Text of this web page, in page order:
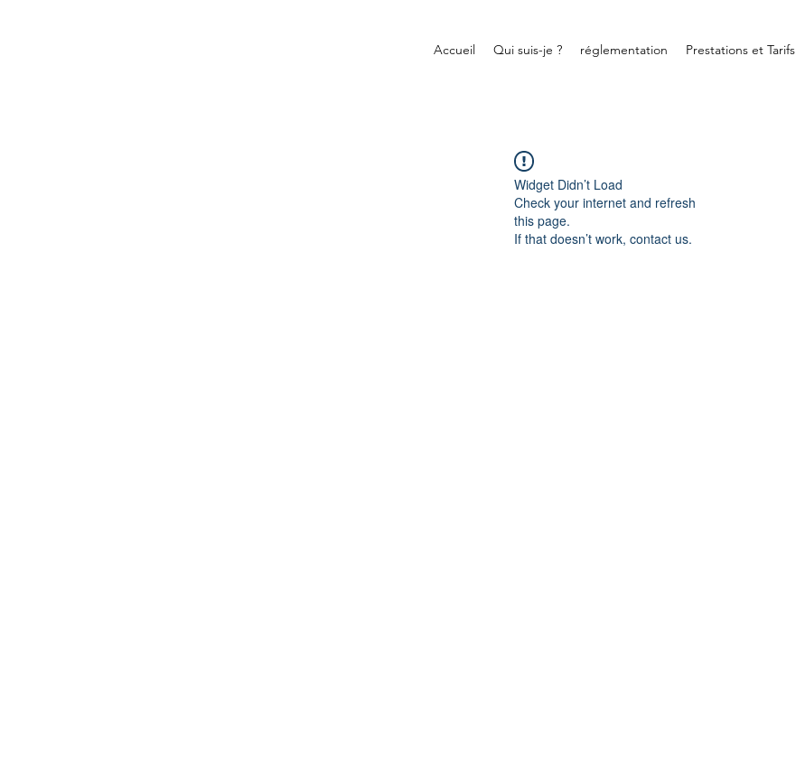
Accueil Qui suis-je ? réglementation Prestations et Tarifs
Widget Didn’t Load
Check your internet and refresh
this page.
If that doesn’t work, contact us.